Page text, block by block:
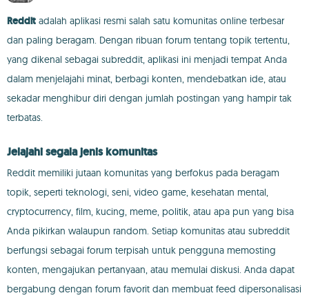
Reddit adalah aplikasi resmi salah satu komunitas online terbesar
dan paling beragam. Dengan ribuan forum tentang topik tertentu,
yang dikenal sebagai subreddit, aplikasi ini menjadi tempat Anda
dalam menjelajahi minat, berbagi konten, mendebatkan ide, atau
sekadar menghibur diri dengan jumlah postingan yang hampir tak
terbatas.
Jelajahi segala jenis komunitas
Reddit memiliki jutaan komunitas yang berfokus pada beragam
topik, seperti teknologi, seni, video game, kesehatan mental,
cryptocurrency, film, kucing, meme, politik, atau apa pun yang bisa
Anda pikirkan walaupun random. Setiap komunitas atau subreddit
berfungsi sebagai forum terpisah untuk pengguna memosting
konten, mengajukan pertanyaan, atau memulai diskusi. Anda dapat
bergabung dengan forum favorit dan membuat feed dipersonalisasi